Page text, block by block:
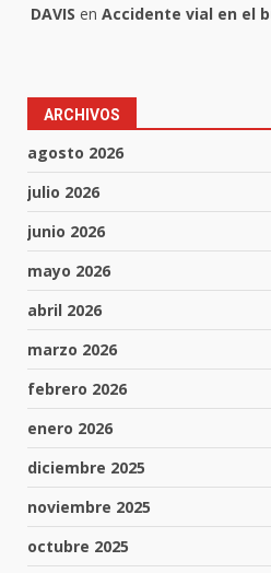
DAVIS en Accidente vial en el
ARCHIVOS
agosto 2026
julio 2026
junio 2026
mayo 2026
abril 2026
marzo 2026
febrero 2026
enero 2026
diciembre 2025
noviembre 2025
octubre 2025